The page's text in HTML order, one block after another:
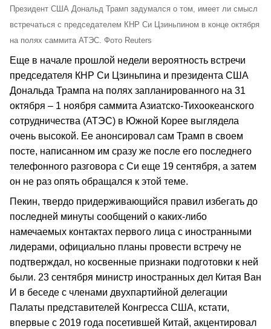
Президент США Дональд Трамп задумался о том, имеет ли смысл
встречаться с председателем КНР Си Цзиньпином в конце октября
на полях саммита АТЭС. Фото Reuters
Еще в начале прошлой недели вероятность встречи
председателя КНР Си Цзиньпина и президента США
Дональда Трампа на полях запланированного на 31
октября – 1 ноября саммита Азиатско-Тихоокеанского
сотрудничества (АТЭС) в Южной Корее выглядела
очень высокой. Ее анонсировал сам Трамп в своем
посте, написанном им сразу же после его последнего
телефонного разговора с Си еще 19 сентября, а затем
он не раз опять обращался к этой теме.
Пекин, твердо придерживающийся правил избегать до
последней минуты сообщений о каких-либо
намечаемых контактах первого лица с иностранными
лидерами, официально планы провести встречу не
подтверждал, но косвенные признаки подготовки к ней
были. 23 сентября министр иностранных дел Китая Ван
И в беседе с членами двухпартийной делегации
Палаты представителей Конгресса США, кстати,
впервые с 2019 года посетившей Китай, акцентировал